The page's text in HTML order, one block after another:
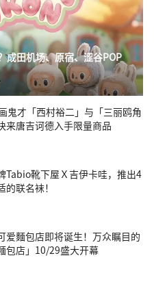
田机场、原宿、涩谷POP
鬼才「西村裕二」与「三丽鸥角
来唐吉诃德入手限量商品
Tabio靴下屋Ｘ吉伊卡哇，推出4
联名袜！
爱麵包店即将诞生！万众瞩目的
包店」10/29盛大开幕